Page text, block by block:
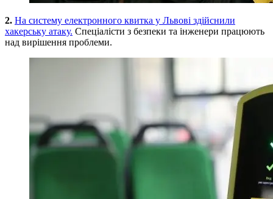
2. На систему електронного квитка у Львові здійснили
хакерську атаку. Спеціалісти з безпеки та інженери працюють
над вирішення проблеми.